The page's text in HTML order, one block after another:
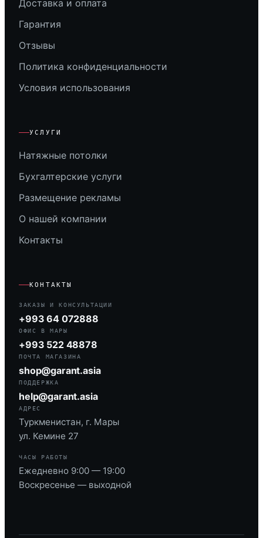
Доставка и оплата
Гарантия
Отзывы
Политика конфиденциальности
Условия использования
УСЛУГИ
Натяжные потолки
Бухгалтерские услуги
Размещение рекламы
О нашей компании
Контакты
КОНТАКТЫ
ЗАКАЗЫ И КОНСУЛЬТАЦИИ
+993 64 072888
ОФИС В МАРЫ
+993 522 48878
ПОЧТА МАГАЗИНА
shop@garant.asia
ПОДДЕРЖКА
help@garant.asia
АДРЕС
Туркменистан, г. Мары
ул. Кемине 27
ЧАСЫ РАБОТЫ
Ежедневно 9:00 — 19:00
Воскресенье — выходной